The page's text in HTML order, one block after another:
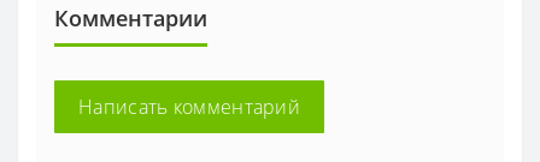
Комментарии
Написать комментарий